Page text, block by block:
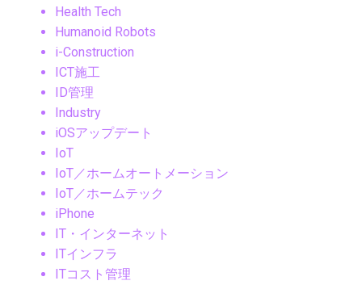
Health Tech
Humanoid Robots
i-Construction
ICT施工
ID管理
Industry
iOSアップデート
IoT
IoT／ホームオートメーション
IoT／ホームテック
iPhone
IT・インターネット
ITインフラ
ITコスト管理